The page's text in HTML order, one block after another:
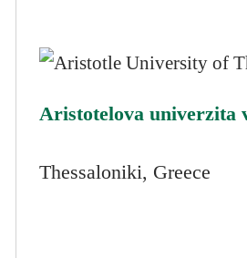
Aristotelova univerzita
Thessaloniki, Greece